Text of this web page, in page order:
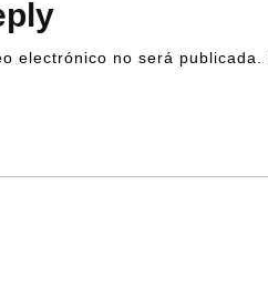
electrónico no será publicada.